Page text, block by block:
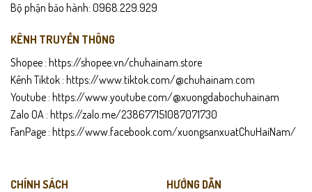
Bộ phận bảo hành: 0968.229.929
KÊNH TRUYỀN THÔNG
Shopee : https://shopee.vn/chuhainam.store
Kênh Tiktok : https://www.tiktok.com/@chuhainam.com
Youtube : https://www.youtube.com/@xuongdabochuhainam
Zalo OA : https://zalo.me/238677151087071730
FanPage : https://www.facebook.com/xuongsanxuatChuHaiNam/
CHÍNH SÁCH
HƯỚNG DẪN